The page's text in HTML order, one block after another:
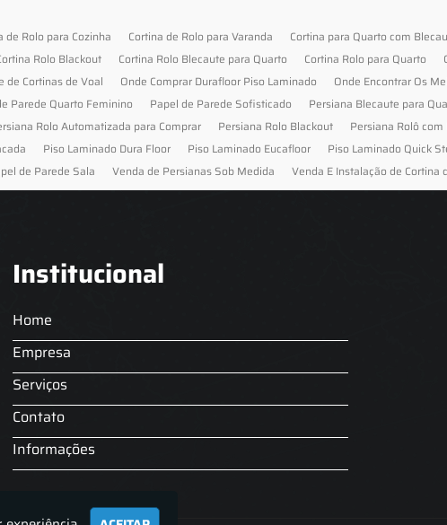
de Rolo para Cozinha Cortina de Rolo para Varanda
Cortina para Quarto com
Rolo Blackout Cortina Rolo Blecaute para Quarto Cortina Rolo para Quarto
de Cortinas de Voal Onde Comprar Durafloor Piso Laminado
Onde Encontrar Os
Parede Quarto Feminino Papel de Parede Sofisticado Persiana Blecaute para
Rolo Automatizada para Comprar Persiana Rolo Blackout Persiana Rolô com
Piso Laminado Dura Floor Piso Laminado Eucafloor Piso Laminado Quick
de Parede Sala Venda de Persianas Sob Medida Venda E Instalação de Cortina
Institucional
Home
Empresa
Serviços
Contato
Informações